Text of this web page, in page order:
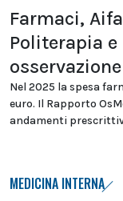
Farmaci,
Politerapia
osservazione
Nel 2025 la spesa
euro. Il Rapporto
andamenti
MEDICINA INTERNA